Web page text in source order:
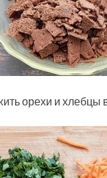
орехи и хлебцы